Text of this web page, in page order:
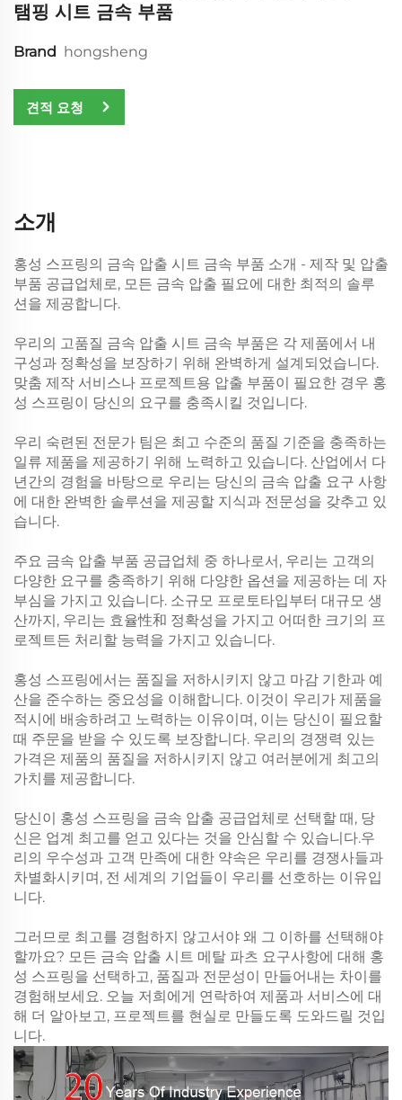
탬핑 시트 금속 부품
Brand hongsheng
견적 요청
소개
홍성 스프링의 금속 압출 시트 금속 부품 소개 - 제작 및 압출
부품 공급업체로, 모든 금속 압출 필요에 대한 최적의 솔루
션을 제공합니다.
우리의 고품질 금속 압출 시트 금속 부품은 각 제품에서 내
구성과 정확성을 보장하기 위해 완벽하게 설계되었습니다.
맞춤 제작 서비스나 프로젝트용 압출 부품이 필요한 경우 홍
성 스프링이 당신의 요구를 충족시킬 것입니다.
우리 숙련된 전문가 팀은 최고 수준의 품질 기준을 충족하는
일류 제품을 제공하기 위해 노력하고 있습니다. 산업에서 다
년간의 경험을 바탕으로 우리는 당신의 금속 압출 요구 사항
에 대한 완벽한 솔루션을 제공할 지식과 전문성을 갖추고 있
습니다.
주요 금속 압출 부품 공급업체 중 하나로서, 우리는 고객의
다양한 요구를 충족하기 위해 다양한 옵션을 제공하는 데 자
부심을 가지고 있습니다. 소규모 프로토타입부터 대규모 생
산까지, 우리는 효율性和 정확성을 가지고 어떠한 크기의 프
로젝트든 처리할 능력을 가지고 있습니다.
홍성 스프링에서는 품질을 저하시키지 않고 마감 기한과 예
산을 준수하는 중요성을 이해합니다. 이것이 우리가 제품을
적시에 배송하려고 노력하는 이유이며, 이는 당신이 필요할
때 주문을 받을 수 있도록 보장합니다. 우리의 경쟁력 있는
가격은 제품의 품질을 저하시키지 않고 여러분에게 최고의
가치를 제공합니다.
당신이 홍성 스프링을 금속 압출 공급업체로 선택할 때, 당
신은 업계 최고를 얻고 있다는 것을 안심할 수 있습니다.우
리의 우수성과 고객 만족에 대한 약속은 우리를 경쟁사들과
차별화시키며, 전 세계의 기업들이 우리를 선호하는 이유입
니다.
그러므로 최고를 경험하지 않고서야 왜 그 이하를 선택해야
할까요? 모든 금속 압출 시트 메탈 파츠 요구사항에 대해 홍
성 스프링을 선택하고, 품질과 전문성이 만들어내는 차이를
경험해보세요. 오늘 저희에게 연락하여 제품과 서비스에 대
해 더 알아보고, 프로젝트를 현실로 만들도록 도와드릴 것입
니다.